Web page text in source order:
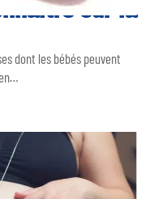
sur la
dont les bébés peuvent
…